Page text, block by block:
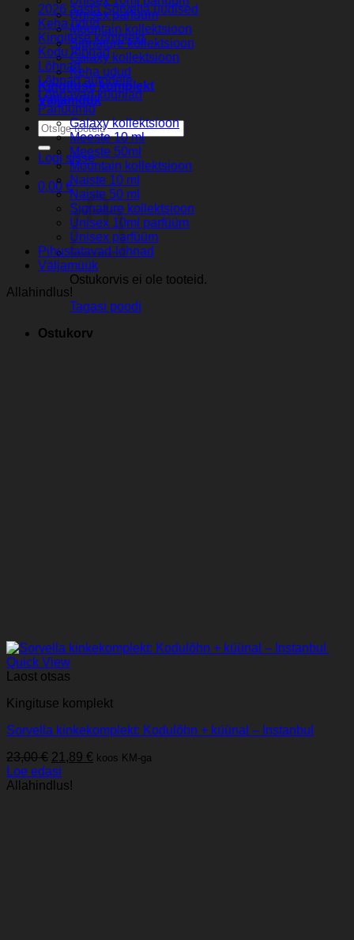
Unisex parfüüm
Mountain kollektsioon
Signature kollektsioon
Galaxy kollektsioon
Keha udud
Kingituse komplekt
Väljamüük
Otsi:
Logi sisse
0,00 €
Ostukorvis ei ole tooteid.
Tagasi poodi
Ostukorv
2026 aasta Sorvella uudised
Keha udud
Kingituse komplekt
Kodu lõhnad
Lõhnad
Lõhnad autodele
Lõhnavad küünlad
Parfuumid
Galaxy kollektsioon
Meeste 10 ml
Meeste 50ml
Mountain kollektsioon
Naiste 10 ml
Naiste 50 ml
Signature kollektsioon
Unisex 10ml parfüüm
Unisex parfüüm
Pihustatavad-lohnad
Väljamüük
Allahindlus!
Quick View
Laost otsas
Kingituse komplekt
Sorvella kinkekomplekt: Kodulõhn + küünal – Instanbul
23,00€ Algne
hind
oli:
21,89 € Praegune
koos KM-ga
Loe edasi
Allahindlus!